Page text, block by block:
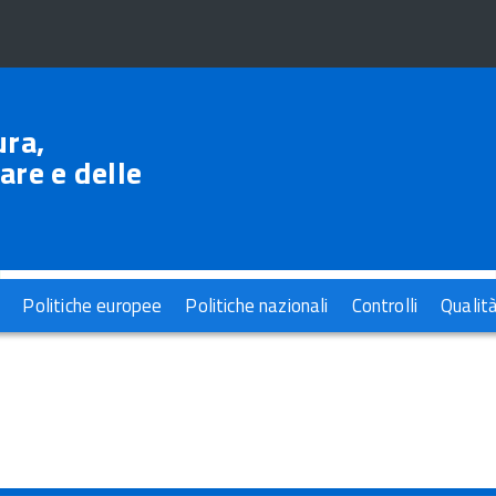
e delle
Politiche europee Politiche nazionali Controlli